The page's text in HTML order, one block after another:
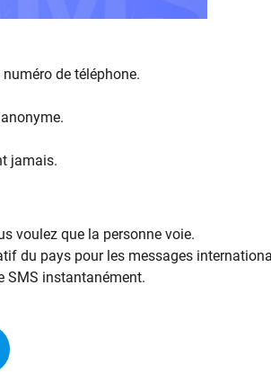
de téléphone.
jamais.
voulez que la personne voie.
du pays pour les messages
SMS instantanément.